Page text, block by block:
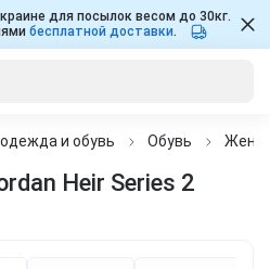
для посылок весом до 30кг.
бесплатной доставки.
и обувь Обувь
Heir Series 2